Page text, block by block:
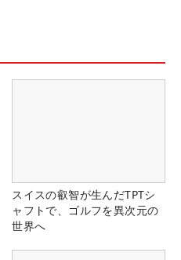
スイスの叡智が生んだTPTシ
ャフトで、ゴルフを異次元の
世界へ